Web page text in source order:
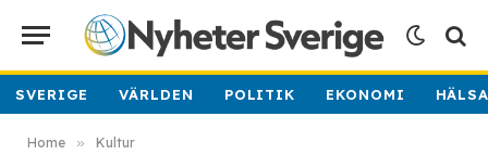
SVERIGE VÄRLDEN POLITIK EKONOMI
Home » Kultur